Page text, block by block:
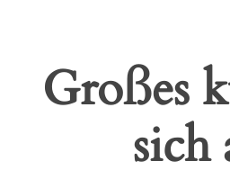
Großes
sich